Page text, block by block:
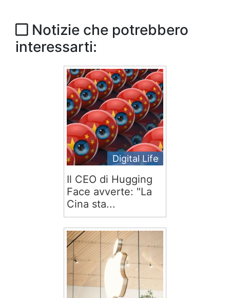
Notizie che potrebbero
interessarti:
Digital Life
Il CEO di Hugging
Face avverte: "La
Cina sta...